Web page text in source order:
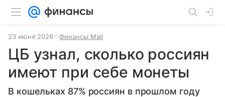
23 июня 2026 Финансы Mail
ЦБ узнал, сколько россиян
имеют при себе монеты
В кошельках 87% россиян в прошлом году